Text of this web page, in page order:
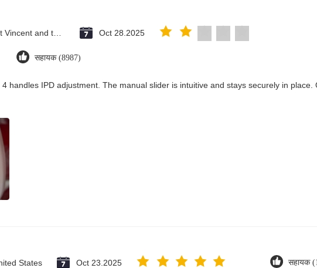
Oct 28.2025
सहायक (8987)
handles IPD adjustment. The manual slider is intuitive and stays securely in place.
States Oct 23.2025 सहायक